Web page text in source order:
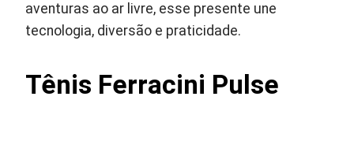
aventuras ao ar livre, esse presente une
tecnologia, diversão e praticidade.
Tênis Ferracini Pulse